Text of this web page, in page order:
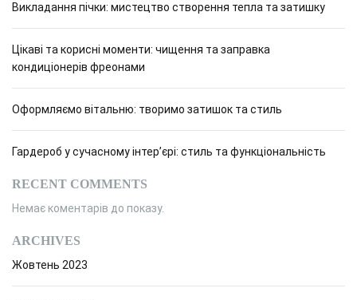
Викладання пічки: мистецтво створення тепла та затишку
Цікаві та корисні моменти: чищення та заправка
кондиціонерів фреонами
Оформляємо вітальню: творимо затишок та стиль
Гардероб у сучасному інтер’єрі: стиль та функціональність
RECENT COMMENTS
Немає коментарів до показу.
ARCHIVES
Жовтень 2023